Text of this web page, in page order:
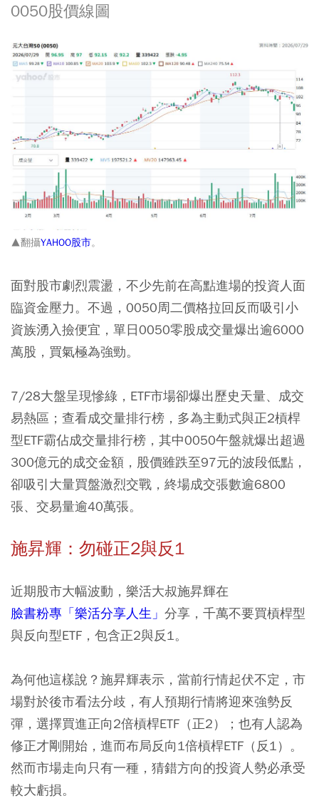
0050股價線圖
▲翻攝YAHOO股市。
面對股市劇烈震盪，不少先前在高點進場的投資人面
臨資金壓力。不過，0050周二價格拉回反而吸引小
資族湧入撿便宜，單日0050零股成交量爆出逾6000
萬股，買氣極為強勁。
7/28大盤呈現慘綠，ETF市場卻爆出歷史天量、成交
易熱區；查看成交量排行榜，多為主動式與正2槓桿
型ETF霸佔成交量排行榜，其中0050午盤就爆出超過
300億元的成交金額，股價雖跌至97元的波段低點，
卻吸引大量買盤激烈交戰，終場成交張數逾6800
張、交易量逾40萬張。
施昇輝：勿碰正2與反1
近期股市大幅波動，樂活大叔施昇輝在
臉書粉專「樂活分享人生」 分享，千萬不要買槓桿型
與反向型ETF，包含正2與反1。
為何他這樣說？施昇輝表示，當前行情起伏不定，市
場對於後市看法分歧，有人預期行情將迎來強勢反
彈，選擇買進正向2倍槓桿ETF（正2）；也有人認為
修正才剛開始，進而布局反向1倍槓桿ETF（反1）。
然而市場走向只有一種，猜錯方向的投資人勢必承受
較大虧損。